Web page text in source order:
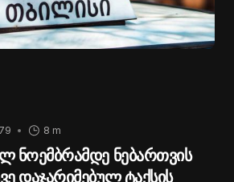
8 m
ნოემბრამდე ნებართვის
დაჯარიმებულ ტაქსის